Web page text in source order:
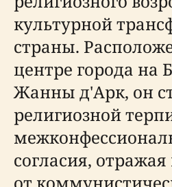
культурной
страны.
центре города на
Жанны д'Арк, он
религиозной
согласия,